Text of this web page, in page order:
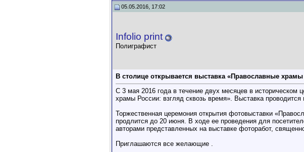
05.05.2016, 17:02
Infolio print
Полиграфист
В столице открывается выставка «Православные
С 3 мая 2016 года в течение двух месяцев в
храмы России: взгляд сквозь время». Выставка
Торжественная церемония открытия фотовыставки
продлится до 20 июня. В ходе ее проведения для
авторами представленных на выставке фоторабот,
Приглашаются все желающие .